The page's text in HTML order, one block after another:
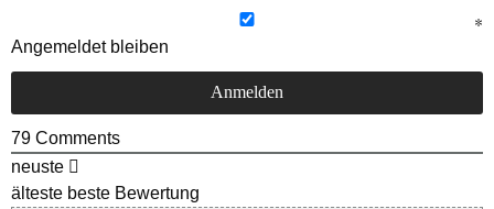
Angemeldet bleiben
79 Comments
neuste
älteste beste Bewertung